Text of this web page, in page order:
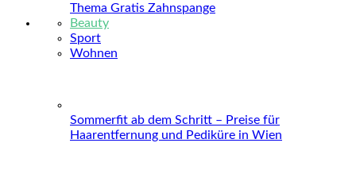
Thema Gratis Zahnspange
Beauty
Sport
Wohnen
Sommerfit ab dem Schritt – Preise für
Haarentfernung und Pediküre in Wien